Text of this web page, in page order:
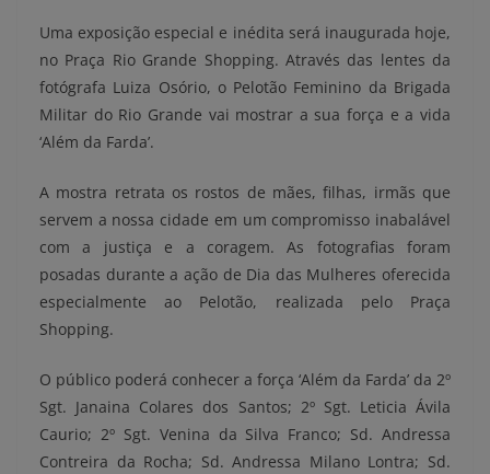
Uma exposição especial e inédita será inaugurada hoje,
no Praça Rio Grande Shopping. Através das lentes da
fotógrafa Luiza Osório, o Pelotão Feminino da Brigada
Militar do Rio Grande vai mostrar a sua força e a vida
‘Além da Farda’.
A mostra retrata os rostos de mães, filhas, irmãs que
servem a nossa cidade em um compromisso inabalável
com a justiça e a coragem. As fotografias foram
posadas durante a ação de Dia das Mulheres oferecida
especialmente ao Pelotão, realizada pelo Praça
Shopping.
O público poderá conhecer a força ‘Além da Farda’ da 2º
Sgt. Janaina Colares dos Santos; 2º Sgt. Leticia Ávila
Caurio; 2º Sgt. Venina da Silva Franco; Sd. Andressa
Contreira da Rocha; Sd. Andressa Milano Lontra; Sd.